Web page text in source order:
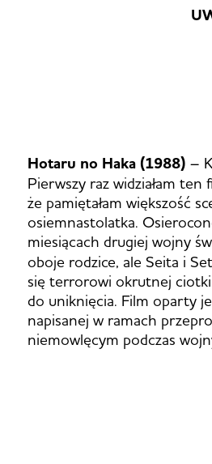
Hotaru no Haka (1988) –
Pierwszy raz widziałam
że pamiętałam większość
osiemnastolatka.
miesiącach drugiej wojny
oboje rodzice, ale Seita i
się terrorowi okrutnej
do uniknięcia. Film oparty
napisanej w ramach
niemowlęcym podczas